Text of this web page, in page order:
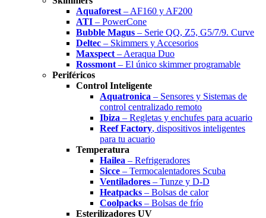
Aquaforest – AF160 y AF200
ATI – PowerCone
Bubble Magus – Serie QQ, Z5, G5/7/9. Curve
Deltec – Skimmers y Accesorios
Maxspect – Aeraqua Duo
Rossmont – El único skimmer programable
Periféricos
Control Inteligente
Aquatronica – Sensores y Sistemas de
control centralizado remoto
Ibiza – Regletas y enchufes para acuario
Reef Factory, dispositivos inteligentes
para tu acuario
Temperatura
Hailea – Refrigeradores
Sicce – Termocalentadores Scuba
Ventiladores – Tunze y D-D
Heatpacks – Bolsas de calor
Coolpacks – Bolsas de frío
Esterilizadores UV